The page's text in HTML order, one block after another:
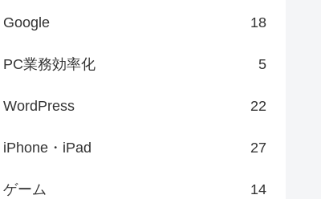
Google 18
PC業務効率化 5
WordPress 22
iPhone・iPad 27
ゲーム 14